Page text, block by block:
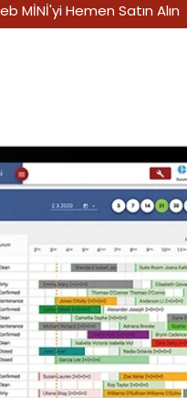
MİNİ'yi Hemen Satın Alın